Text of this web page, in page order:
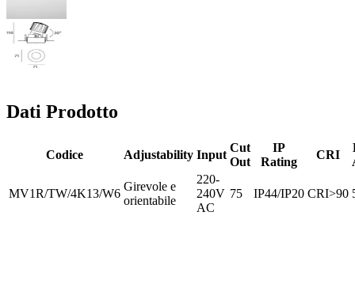
Dati Prodotto
Codice Adjustability Input
Cut
Out
IP
Rating
CRI
MV1R/TW/4K13/W6
Girevole e
orientabile
220-
240V
AC
75 IP44/IP20 CRI>90